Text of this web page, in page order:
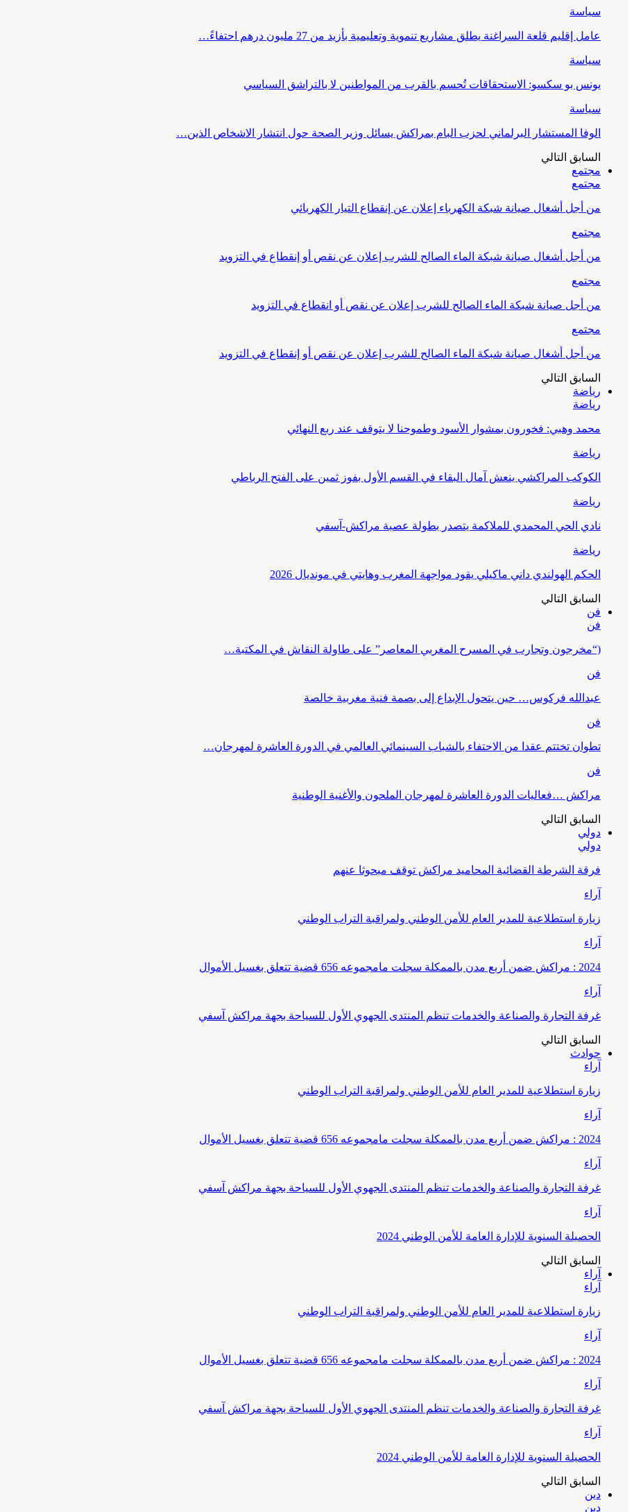
سياسة
عامل إقليم قلعة السراغنة يطلق مشاريع تنموية وتعليمية بأزيد من 27 مليون درهم احتفاءً…
سياسة
يونس بو سكسو: الاستحقاقات تُحسم بالقرب من المواطنين لا بالتراشق السياسي
سياسة
الوفا المستشار البرلماني لحزب البام بمراكش يسائل وزير الصحة حول انتشار الاشخاص الذين…
السابق التالي
مجتمع
مجتمع
من أجل أشغال صيانة شبكة الكهرباء إعلان عن إنقطاع التيار الكهربائي
مجتمع
من أجل أشغال صيانة شبكة الماء الصالح للشرب إعلان عن نقص أو إنقطاع في التزويد
مجتمع
من أجل صيانة شبكة الماء الصالح للشرب إعلان عن نقص أو انقطاع في التزويد
مجتمع
من أجل أشغال صيانة شبكة الماء الصالح للشرب إعلان عن نقص أو إنقطاع في التزويد
السابق التالي
رياضة
رياضة
محمد وهبي: فخورون بمشوار الأسود وطموحنا لا يتوقف عند ربع النهائي
رياضة
الكوكب المراكشي ينعش آمال البقاء في القسم الأول بفوز ثمين على الفتح الرباطي
رياضة
نادي الحي المحمدي للملاكمة يتصدر بطولة عصبة مراكش-آسفي
رياضة
الحكم الهولندي داني ماكيلي يقود مواجهة المغرب وهايتي في مونديال 2026
السابق التالي
فن
فن
(“مخرجون وتجارب في المسرح المغربي المعاصر” على طاولة النقاش في المكتبة…
فن
عبدالله فركوس… حين يتحول الإبداع إلى بصمة فنية مغربية خالصة
فن
تطوان تختتم عقدا من الاحتفاء بالشباب السينمائي العالمي في الدورة العاشرة لمهرجان…
فن
مراكش …فعاليات الدورة العاشرة لمهرجان الملحون والأغنية الوطنية
السابق التالي
دولي
دولي
فرقة الشرطة القضائية المحاميد مراكش توقف مبحوثا عنهم
آراء
زيارة استطلاعية للمدير العام للأمن الوطني ولمراقبة التراب الوطني
آراء
2024 : مراكش ضمن أربع مدن بالممكلة سجلت مامجموعه 656 قضية تتعلق بغسيل الأموال
آراء
غرفة التجارة والصناعة والخدمات تنظم المنتدى الجهوي الأول للسياحة بجهة مراكش آسفي
السابق التالي
حوادث
آراء
زيارة استطلاعية للمدير العام للأمن الوطني ولمراقبة التراب الوطني
آراء
2024 : مراكش ضمن أربع مدن بالممكلة سجلت مامجموعه 656 قضية تتعلق بغسيل الأموال
آراء
غرفة التجارة والصناعة والخدمات تنظم المنتدى الجهوي الأول للسياحة بجهة مراكش آسفي
آراء
الحصيلة السنوية للإدارة العامة للأمن الوطني 2024
السابق التالي
آراء
آراء
زيارة استطلاعية للمدير العام للأمن الوطني ولمراقبة التراب الوطني
آراء
2024 : مراكش ضمن أربع مدن بالممكلة سجلت مامجموعه 656 قضية تتعلق بغسيل الأموال
آراء
غرفة التجارة والصناعة والخدمات تنظم المنتدى الجهوي الأول للسياحة بجهة مراكش آسفي
آراء
الحصيلة السنوية للإدارة العامة للأمن الوطني 2024
السابق التالي
دين
دين